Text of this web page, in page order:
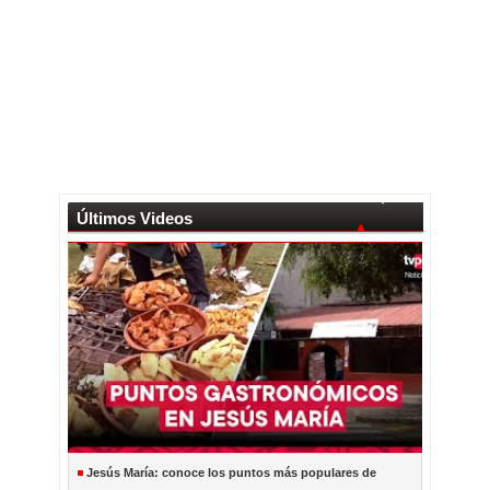
Últimos Videos
Jesús María: conoce los puntos más populares de